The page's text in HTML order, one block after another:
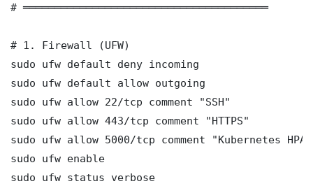
# ═══════════════════════════════════════
# 1. Firewall (UFW)
sudo ufw default deny incoming
sudo ufw default allow outgoing
sudo ufw allow 22/tcp comment "SSH"
sudo ufw allow 443/tcp comment "HTTPS"
sudo ufw allow 5000/tcp comment "Kubernetes
sudo ufw enable
sudo ufw status verbose